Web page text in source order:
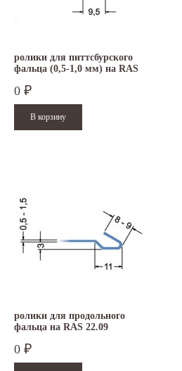
ролики для питтсбурского
фальца (0,5-1,0 мм) на RAS
0 ₽
ролики для продольного
фальца на RAS 22.09
0 ₽